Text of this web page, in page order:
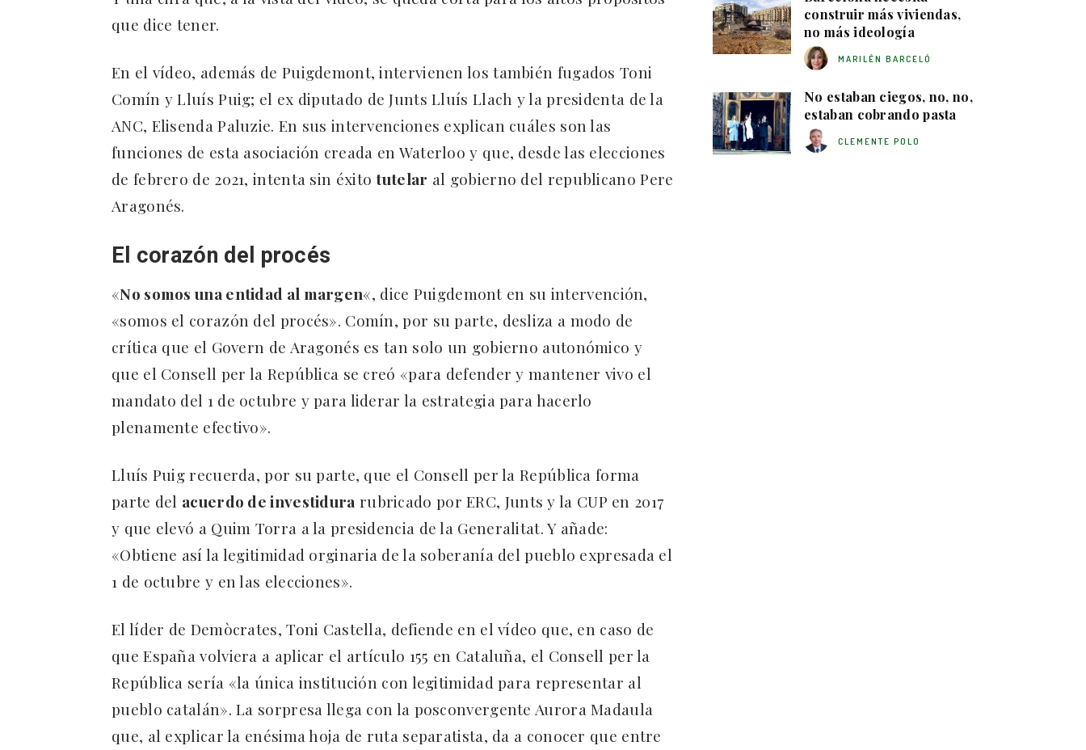
que dice tener.
En el vídeo, además de Puigdemont, intervienen los también fugados Toni
Comín y Lluís Puig; el ex diputado de Junts Lluís Llach y la presidenta de la
ANC, Elisenda Paluzie. En sus intervenciones explican cuáles son las
funciones de esta asociación creada en Waterloo y que, desde las elecciones
de febrero de 2021, intenta sin éxitotutelar al gobierno del republicano Pere
Aragonés.
El corazón del procés
«No somos una entidad al margen«, dice Puigdemont en su intervención,
«somos el corazón del procés». Comín, por su parte, desliza a modo de
crítica que el Govern de Aragonés es tan solo un gobierno autonómico y
que el Consell per la República se creó «para defender y mantener vivo el
mandato del 1 de octubre y para liderar la estrategia para hacerlo
plenamente efectivo».
Lluís Puig recuerda, por su parte, que el Consell per la República forma
parte del acuerdo de investidura rubricado por ERC, Junts y la CUP en 2017
y que elevó a Quim Torra a la presidencia de la Generalitat. Y añade:
«Obtiene así la legitimidad orginaria de la soberanía del pueblo expresada el
1 de octubre y en las elecciones».
El líder de Demòcrates, Toni Castella, defiende en el vídeo que, en caso de
que España volviera a aplicar el artículo 155 en Cataluña, el Consell per la
República sería «la única institución con legitimidad para representar al
pueblo catalán». La sorpresa llega con la posconvergente Aurora Madaula
que, al explicar la enésima hoja de ruta separatista, da a conocer que entre
construir más viviendas,
no más ideología
MARILÉN BARCELÓ
No estaban ciegos, no, no,
estaban cobrando pasta
CLEMENTE POLO